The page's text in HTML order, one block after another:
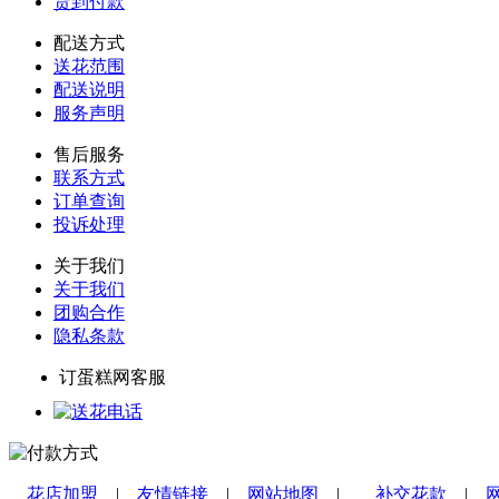
配送方式
送花范围
配送说明
服务声明
售后服务
联系方式
订单查询
投诉处理
关于我们
关于我们
团购合作
隐私条款
订蛋糕网客服
花店加盟 | 友情链接 | 网站地图 | 补交花款 |